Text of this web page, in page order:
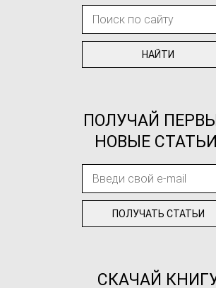
ПОЛУЧАЙ
НОВЫЕ
СКАЧАЙ